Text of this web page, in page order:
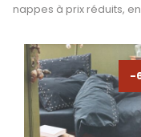
nappes à prix réduits,
-